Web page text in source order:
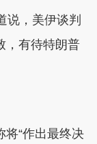
说，美伊谈判
，有待特朗普
将“作出最终决